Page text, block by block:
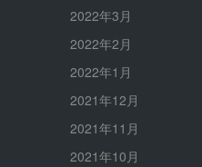
2022年3月
2022年2月
2022年1月
2021年12月
2021年11月
2021年10月